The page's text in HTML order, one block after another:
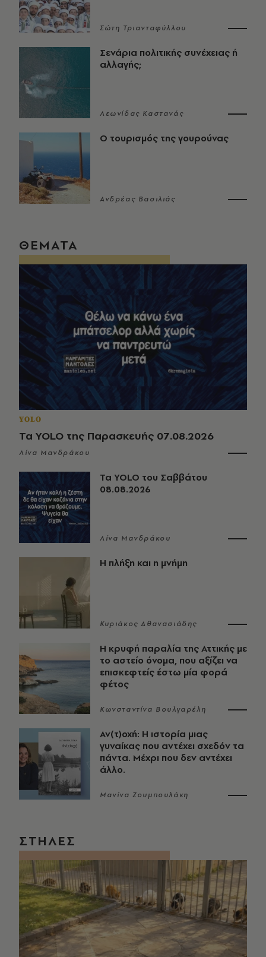
Σώτη Τριανταφύλλου
Σενάρια πολιτικής συνέχειας ή
αλλαγής;
Λεωνίδας Καστανάς
Ο τουρισμός της γουρούνας
Ανδρέας Βασιλιάς
ΘΕΜΑΤΑ
YOLO
Τα YOLO της Παρασκευής 07.08.2026
Λίνα Μανδράκου
Τα YOLO του Σαββάτου
08.08.2026
Λίνα Μανδράκου
Η πλήξη και η μνήμη
Κυριάκος Αθανασιάδης
Η κρυφή παραλία της Αττικής με
το αστείο όνομα, που αξίζει να
επισκεφτείς έστω μία φορά
φέτος
Κωνσταντίνα Βουλγαρέλη
Αν(τ)οχή: Η ιστορία μιας
γυναίκας που αντέχει σχεδόν τα
πάντα. Μέχρι που δεν αντέχει
άλλο.
Μανίνα Ζουμπουλάκη
ΣΤΗΛΕΣ